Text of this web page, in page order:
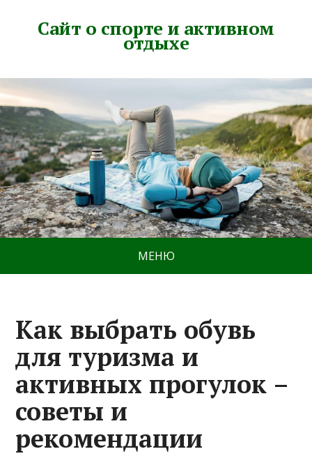
Сайт о спорте и активном
отдыхе
МЕНЮ
Как выбрать обувь
для туризма и
активных прогулок –
советы и
рекомендации